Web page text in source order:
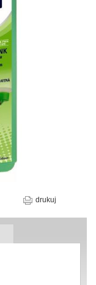
drukuj